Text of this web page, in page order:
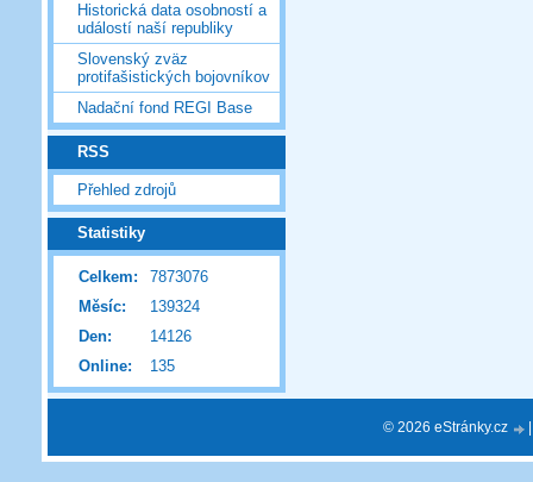
Historická data osobností a
událostí naší republiky
Slovenský zväz
protifašistických bojovníkov
Nadační fond REGI Base
RSS
Přehled zdrojů
Statistiky
Online: 135
Celkem:
7873076
Měsíc:
139324
Den:
14126
© 2026 eStránky.cz